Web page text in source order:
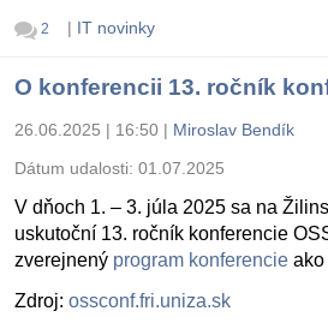
2 | IT novinky
O konferencii 13. ročník
26.06.2025 | 16:50 | Miroslav Bendík
Dátum udalosti: 01.07.2025
V dňoch 1. – 3. júla 2025 sa na
uskutoční 13. ročník konferencie
zverejnený program konferencie ako
Zdroj: ossconf.fri.uniza.sk